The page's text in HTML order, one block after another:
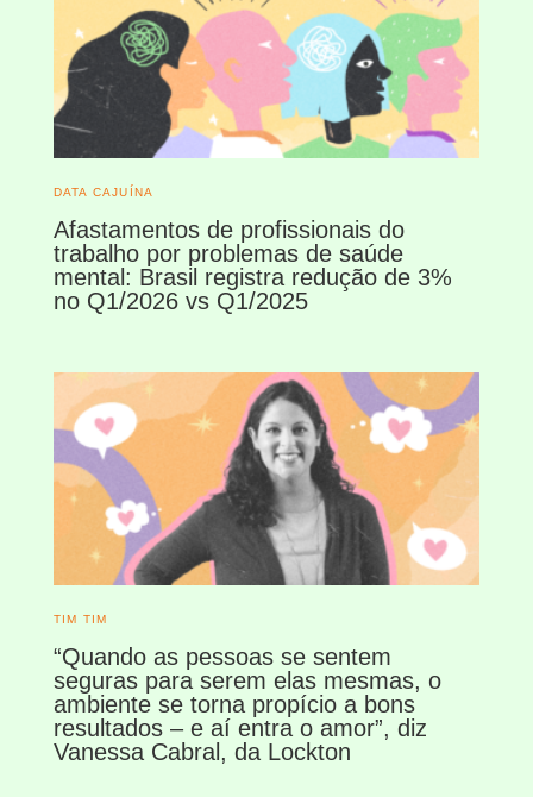
DATA CAJUÍNA
Afastamentos de profissionais do
trabalho por problemas de saúde
mental: Brasil registra redução de 3%
no Q1/2026 vs Q1/2025
TIM TIM
“Quando as pessoas se sentem
seguras para serem elas mesmas, o
ambiente se torna propício a bons
resultados – e aí entra o amor”, diz
Vanessa Cabral, da Lockton